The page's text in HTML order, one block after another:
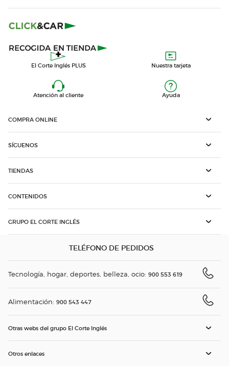
El Corte Inglés PLUS Nuestra tarjeta
Atención al cliente Ayuda
COMPRA ONLINE
SÍGUENOS
TIENDAS
CONTENIDOS
GRUPO EL CORTE INGLÉS
TELÉFONO DE PEDIDOS
Tecnología, hogar, deportes, belleza, ocio: 900 553 619
Alimentación: 900 543 447
Otras webs del grupo El Corte Inglés
Otros enlaces